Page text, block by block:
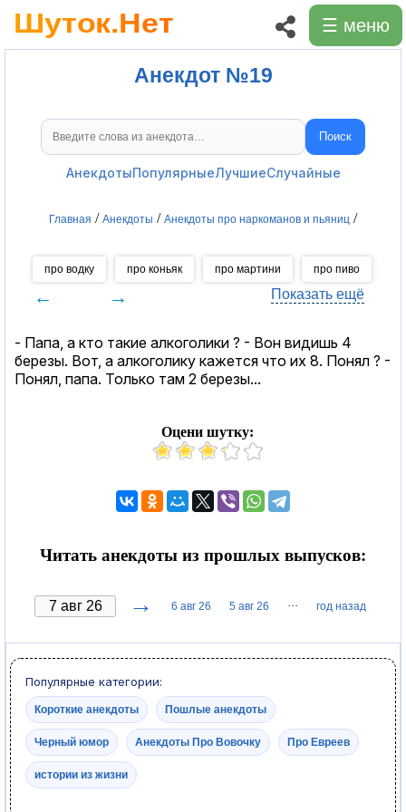
☰ меню
Анекдот №19
Поиск анекдотов Поиск
АнекдотыПопулярныеЛучшиеСлучайные
Главная / Анекдоты / Анекдоты про наркоманов и пьяниц /
про водку про коньяк про мартини про пиво
← → Показать ещё
- Папа, а кто такие алкоголики ? - Вон видишь 4
березы. Вот, а алкоголику кажется что их 8. Понял ? -
Понял, папа. Только там 2 березы...
Оцени шутку:
Читать анекдоты из прошлых выпусков:
→ 6 авг 26 5 авг 26 ··· год назад
Популярные категории:
Короткие анекдоты Пошлые анекдоты
Черный юмор Анекдоты Про Вовочку Про Евреев
истории из жизни